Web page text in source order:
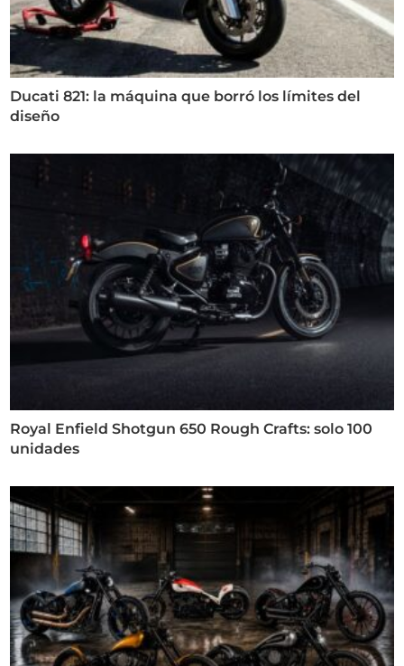
Ducati 821: la máquina que borró los límites del
diseño
Royal Enfield Shotgun 650 Rough Crafts: solo 100
unidades